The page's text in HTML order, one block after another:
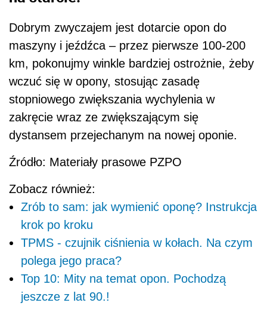
Dobrym zwyczajem jest dotarcie opon do
maszyny i jeźdźca – przez pierwsze 100-200
km, pokonujmy winkle bardziej ostrożnie, żeby
wczuć się w opony, stosując zasadę
stopniowego zwiększania wychylenia w
zakręcie wraz ze zwiększającym się
dystansem przejechanym na nowej oponie.
Źródło: Materiały prasowe PZPO
Zobacz również:
Zrób to sam: jak wymienić oponę? Instrukcja
krok po kroku
TPMS - czujnik ciśnienia w kołach. Na czym
polega jego praca?
Top 10: Mity na temat opon. Pochodzą
jeszcze z lat 90.!